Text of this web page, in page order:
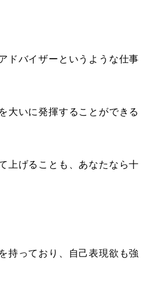
ドバイザーというような仕事
大いに発揮することができる
上げることも、あなたなら十
持っており、自己表現欲も強